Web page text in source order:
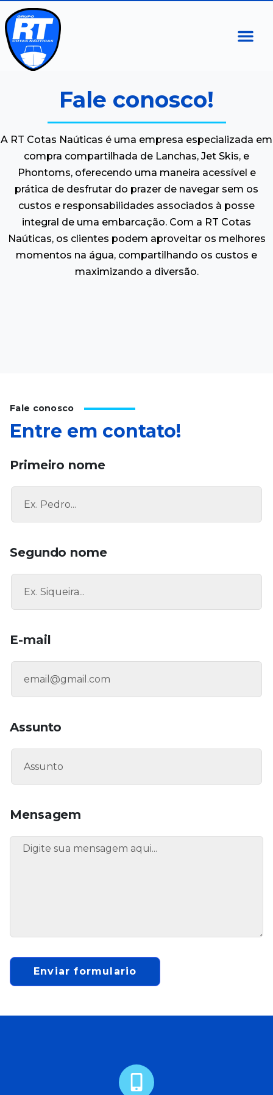
Fale conosco!
A RT Cotas Naúticas é uma empresa especializada em
compra compartilhada de Lanchas, Jet Skis, e
Phontoms, oferecendo uma maneira acessível e
prática de desfrutar do prazer de navegar sem os
custos e responsabilidades associados à posse
integral de uma embarcação. Com a RT Cotas
Naúticas, os clientes podem aproveitar os melhores
momentos na água, compartilhando os custos e
maximizando a diversão.
Fale conosco
Entre em contato!
Primeiro nome
Segundo nome
E-mail
Assunto
Mensagem
Enviar formulario